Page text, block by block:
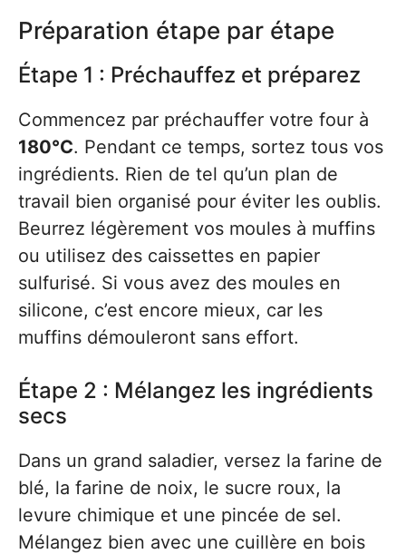
Préparation étape par étape
Étape 1 : Préchauffez et préparez
Commencez par préchauffer votre four à
180°C. Pendant ce temps, sortez tous vos
ingrédients. Rien de tel qu’un plan de
travail bien organisé pour éviter les oublis.
Beurrez légèrement vos moules à muffins
ou utilisez des caissettes en papier
sulfurisé. Si vous avez des moules en
silicone, c’est encore mieux, car les
muffins démouleront sans effort.
Étape 2 : Mélangez les ingrédients
secs
Dans un grand saladier, versez la farine de
blé, la farine de noix, le sucre roux, la
levure chimique et une pincée de sel.
Mélangez bien avec une cuillère en bois